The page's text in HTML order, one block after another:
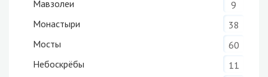
Мавзолеи
9
Монастыри
38
Мосты
60
Небоскрёбы
11